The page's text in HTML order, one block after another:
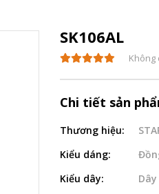
SK106AL
Không
Chi tiết sản
Thương hiệu:
Kiểu dáng:
Kiểu dây: